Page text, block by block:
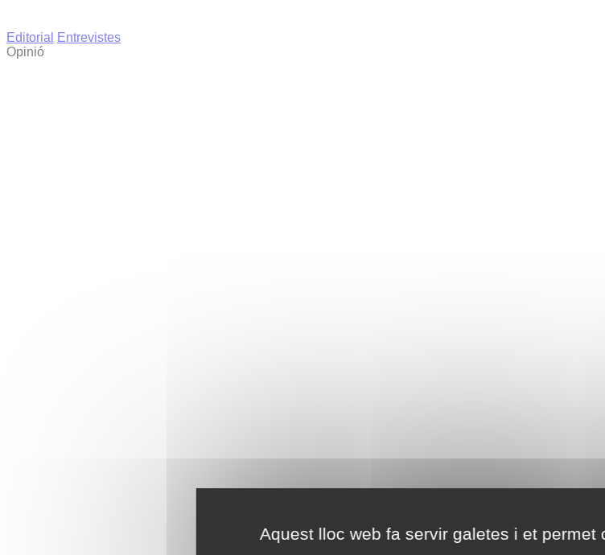
Aquest lloc web fa servir galetes i et permet
Editorial
Entrevistes
Opinió